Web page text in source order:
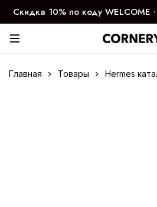
Скидка 10% по коду WELCOME
дня
Главная Товары Hermes